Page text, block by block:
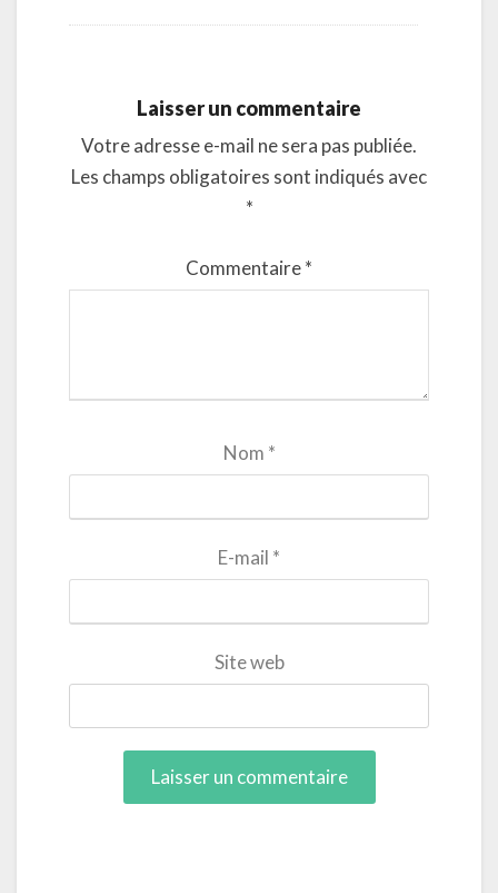
Laisser un commentaire
Votre adresse e-mail ne sera pas publiée.
Les champs obligatoires sont indiqués avec
*
Commentaire*
Nom *
E-mail *
Site web